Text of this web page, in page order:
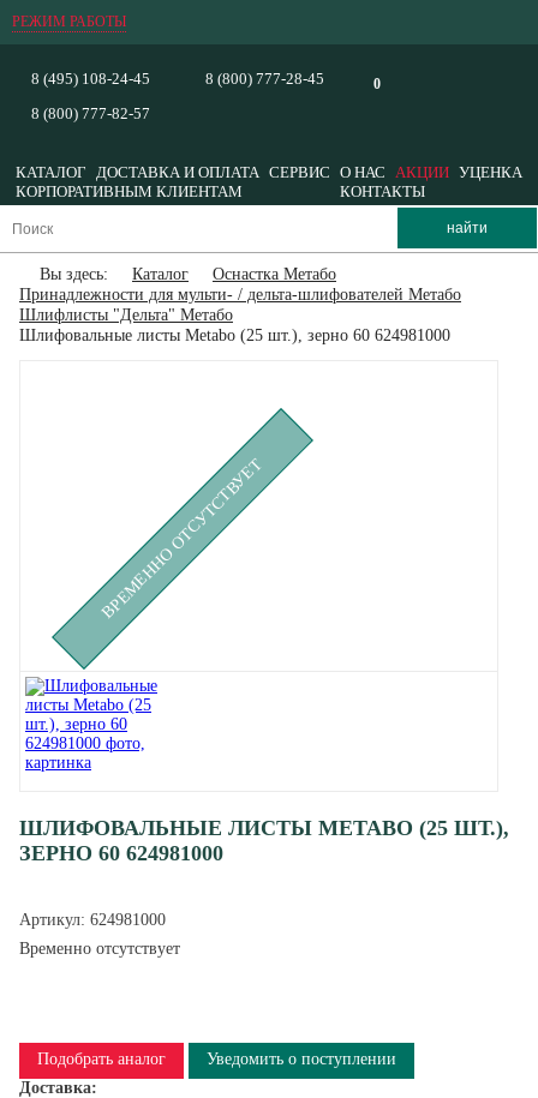
РЕЖИМ РАБОТЫ
0
8 (495) 108-24-45
8 (800) 777-82-57
8 (800) 777-28-45
КАТАЛОГ ДОСТАВКА И ОПЛАТА СЕРВИС О НАС АКЦИИ УЦЕНКА
КОРПОРАТИВНЫМ КЛИЕНТАМ
КОНТАКТЫ
Вы здесь: Каталог
Оснастка Метабо
Принадлежности для мульти- / дельта-шлифователей Метабо
Шлифлисты "Дельта" Метабо
Шлифовальные листы Metabo (25 шт.), зерно 60 624981000
ВРЕМЕННО ОТСУТСТВУЕТ
ШЛИФОВАЛЬНЫЕ ЛИСТЫ METABO (25 ШТ.),
ЗЕРНО 60 624981000
Артикул: 624981000
Временно отсутствует
Подобрать аналог
Уведомить о поступлении
Доставка: